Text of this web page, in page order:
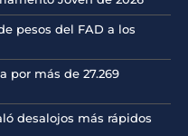
pesos del FAD a los
por más de 27.269
desalojos más rápidos